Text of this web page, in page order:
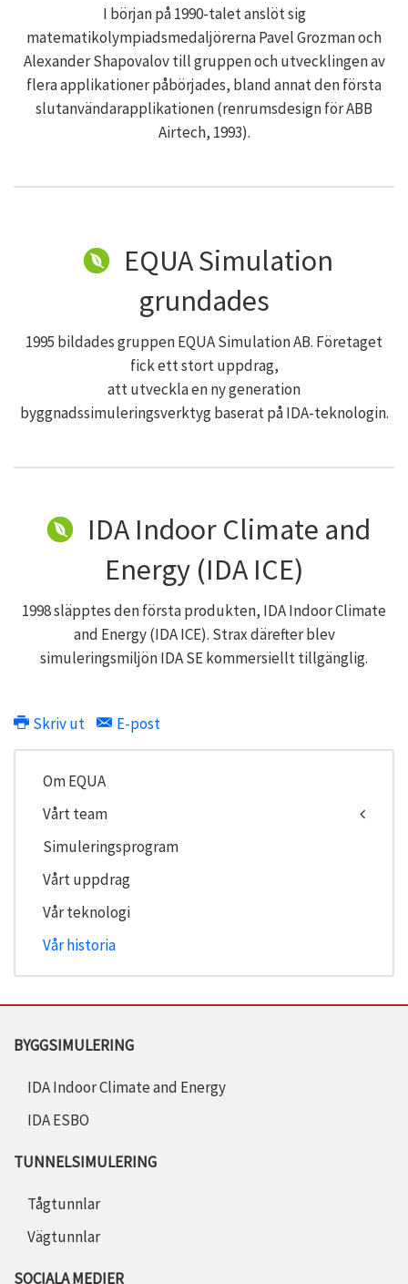
I början på 1990-talet anslöt sig
matematikolympiadsmedaljörerna Pavel Grozman och
Alexander Shapovalov till gruppen och utvecklingen av
flera applikationer påbörjades, bland annat den första
slutanvändarapplikationen (renrumsdesign för ABB
Airtech, 1993).
EQUA Simulation
grundades
1995 bildades gruppen EQUA Simulation AB. Företaget
fick ett stort uppdrag,
att utveckla en ny generation
byggnadssimuleringsverktyg baserat på IDA-teknologin.
IDA Indoor Climate and
Energy (IDA ICE)
1998 släpptes den första produkten, IDA Indoor Climate
and Energy (IDA ICE). Strax därefter blev
simuleringsmiljön IDA SE kommersiellt tillgänglig.
Skriv ut E-post
Om EQUA
Vårt team
Simuleringsprogram
Vårt uppdrag
Vår teknologi
Vår historia
BYGGSIMULERING
IDA Indoor Climate and Energy
IDA ESBO
TUNNELSIMULERING
Tågtunnlar
Vägtunnlar
SOCIALA MEDIER